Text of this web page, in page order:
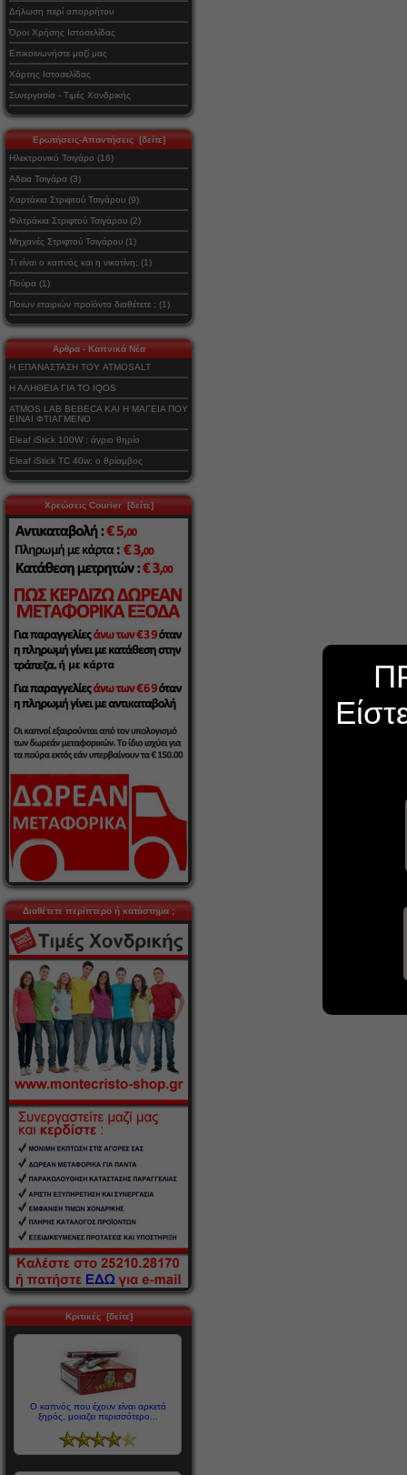
Δήλωση περί απορρήτου
Όροι Χρήσης Ιστοσελίδας
Επικοινωνήστε μαζί μας
Χάρτης Ιστοσελίδας
Συνεργασία - Τιμές Χονδρικής
Ερωτήσεις-Απαντήσεις [δείτε]
Ηλεκτρονικό Τσιγάρο (16)
Αδεια Τσιγάρα (3)
Χαρτάκια Στριφτού Τσιγάρου (9)
Φιλτράκια Στριφτού Τσιγάρου (2)
Μηχανές Στριφτού Τσιγάρου (1)
Τι είναι ο καπνός και η νικοτίνη; (1)
Πούρα (1)
Ποιων εταιριών προϊόντα διαθέτετε ; (1)
Αρθρα - Καπνικά Νέα
Η ΕΠΑΝΑΣΤΑΣΗ ΤΟΥ ATMOSALT
Η ΑΛΗΘΕΙΑ ΓΙΑ ΤΟ IQOS
ATMOS LAB BEBECA ΚΑΙ Η ΜΑΓΕΙΑ ΠΟΥ
ΕΙΝΑΙ ΦΤΙΑΓΜΕΝΟ
Eleaf iStick 100W : άγριο θηρίο
Eleaf iStick TC 40w: ο θρίαμβος
Χρεώσεις Courier [δείτε]
Διαθέτετε περίπτερο ή κατάστημα ;
Κριτικές [δείτε]
Ο καπνός που έχουν είναι αρκετά
ξηρός, μοιαζει περισσότερο...